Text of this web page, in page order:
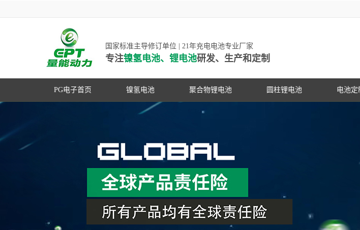
国家标准主导修订单位 | 21年充电电池专业厂家
专注镍氢电池、锂电池研发、生产和定制
PG电子首页 镍氢电池 聚合物锂电池 圆柱锂电池 电池定
高容量镍氢电池
超低自放电镍氢电池
动力镍氢电池
常规镍氢电池
PG游戏官网是镍氢电池国家标准主导
修订单位，并参与多项锂电池行业国
家标准的制定
动力聚合物锂电池
数码聚合物锂电池
家标准的制定